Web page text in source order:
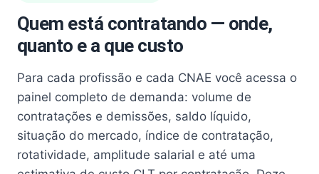
Quem está contratando — onde,
quanto e a que custo
Para cada profissão e cada CNAE você acessa o
painel completo de demanda: volume de
contratações e demissões, saldo líquido,
situação do mercado, índice de contratação,
rotatividade, amplitude salarial e até uma